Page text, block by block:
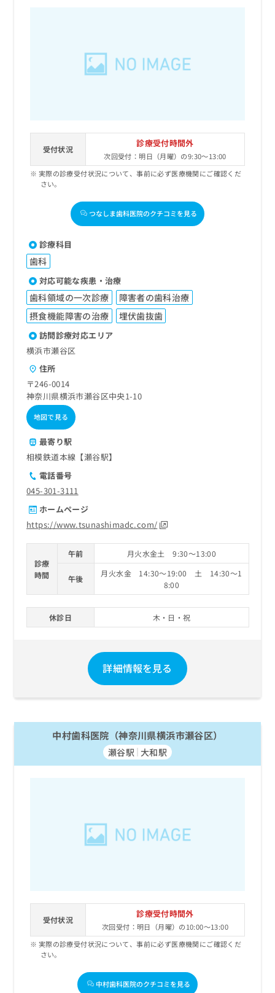
受付状況
診療受付時間外
次回受付：明日（月曜）の9:30～13:00
実際の診療受付状況について、事前に必ず医療機関にご確認くだ
さい。
つなしま歯科医院のクチコミを見る
診療科目
歯科
対応可能な疾患・治療
歯科領域の一次診療
障害者の歯科治療
摂食機能障害の治療
埋伏歯抜歯
訪問診療対応エリア
横浜市瀬谷区
住所
〒246-0014
神奈川県横浜市瀬谷区中央1-10
地図で見る
最寄り駅
相模鉄道本線【瀬谷駅】
電話番号
045-301-3111
ホームページ
https://www.tsunashimadc.com/
診療
時間
午前 月火水金土 9:30～13:00
午後
月火水金 14:30～19:00 土 14:30～1
8:00
休診日 木・日・祝
詳細情報を見る
中村歯科医院（神奈川県横浜市瀬谷区）
瀬谷駅 大和駅
受付状況
診療受付時間外
次回受付：明日（月曜）の10:00～13:00
実際の診療受付状況について、事前に必ず医療機関にご確認くだ
さい。
中村歯科医院のクチコミを見る